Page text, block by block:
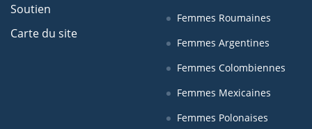
Soutien
Carte du site
Femmes Roumaines
Femmes Argentines
Femmes Colombiennes
Femmes Mexicaines
Femmes Polonaises